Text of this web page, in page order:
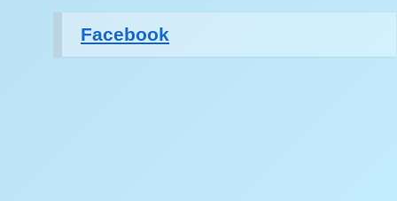
Facebook